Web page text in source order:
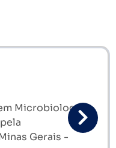
Microbiologia
Gerais -